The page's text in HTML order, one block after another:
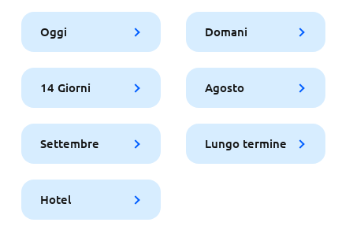
Oggi Domani
14 Giorni Agosto
Settembre Lungo termine
Hotel